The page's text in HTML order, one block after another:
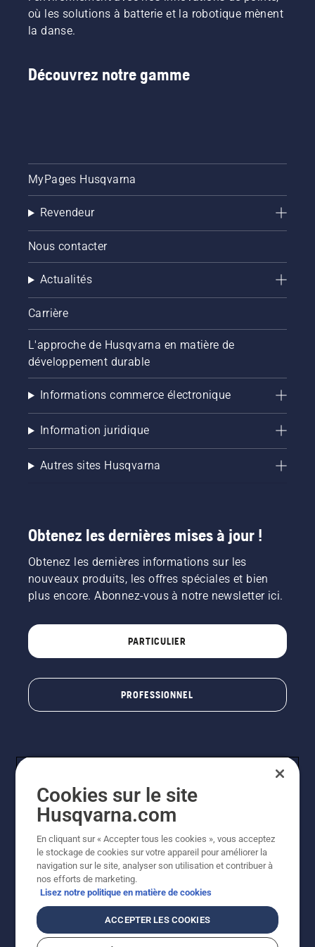
où les solutions à batterie et la robotique mènent
la danse.
Découvrez notre gamme
MyPages Husqvarna
Revendeur
Nous contacter
Actualités
Carrière
L'approche de Husqvarna en matière de
développement durable
Informations commerce électronique
Information juridique
Autres sites Husqvarna
Obtenez les dernières mises à jour !
Obtenez les dernières informations sur les
nouveaux produits, les offres spéciales et bien
plus encore. Abonnez-vous à notre newsletter ici.
PARTICULIER
PROFESSIONNEL
© Husqvarna AB (publ). Tous droits réservés. Les prix
indiqués sont à titre indicatif de Husqvarna Schweiz AG
aux revendeurs participants, prix en CHF, TVA 8,1 % et
TAR incluses. Sous réserve de modification. Tous les
prix indiqués sont des prix de vente recommandés (TVA
incluse), sauf si le produit est disponible pour un achat
Cookies sur le site
Husqvarna.com
En cliquant sur « Accepter tous les cookies », vous acceptez
le stockage de cookies sur votre appareil pour améliorer la
navigation sur le site, analyser son utilisation et contribuer à
nos efforts de marketing.
Lisez notre politique en matière de cookies
ACCEPTER LES COOKIES